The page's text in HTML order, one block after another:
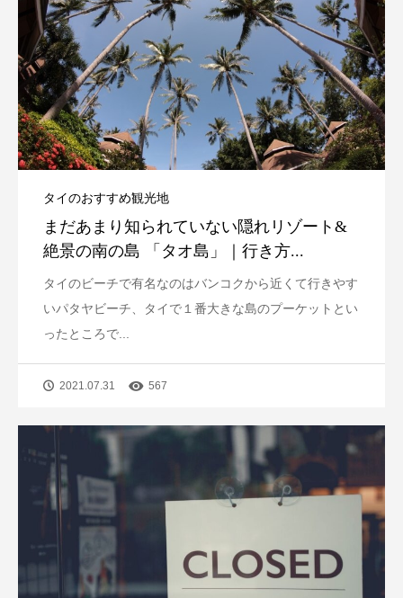
タイのおすすめ観光地
まだあまり知られていない隠れリゾート&
絶景の南の島 「タオ島」｜行き方...
タイのビーチで有名なのはバンコクから近くて行きやす
いパタヤビーチ、タイで１番大きな島のプーケットとい
ったところで...
2021.07.31 567